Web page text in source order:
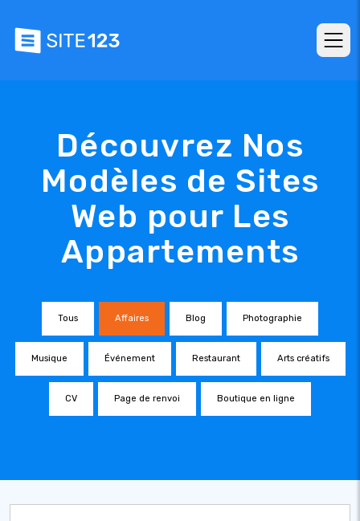
Découvrez Nos
Modèles de Sites
Web pour Les
Appartements
Tous Affaires Blog Photographie
Musique Événement Restaurant Arts créatifs
CV Page de renvoi Boutique en ligne